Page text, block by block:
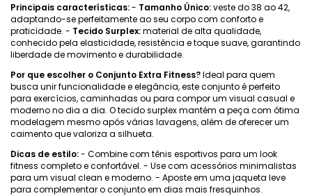
Principais características:- Tamanho Único:veste do 38 ao 42,
adaptando-se perfeitamente ao seu corpo com conforto e
praticidade. - Tecido Surplex:material de alta qualidade,
conhecido pela elasticidade, resistência e toque suave, garantindo
liberdade de movimento e durabilidade.
Por que escolher o Conjunto Extra Fitness?Ideal para quem
busca unir funcionalidade e elegância, este conjunto é perfeito
para exercícios, caminhadas ou para compor um visual casual e
moderno no dia a dia. O tecido surplex mantém a peça com ótima
modelagem mesmo após várias lavagens, além de oferecer um
caimento que valoriza a silhueta.
Dicas de estilo:- Combine com tênis esportivos para um look
fitness completo e confortável. - Use com acessórios minimalistas
para um visual clean e moderno. - Aposte em uma jaqueta leve
para complementar o conjunto em dias mais fresquinhos.